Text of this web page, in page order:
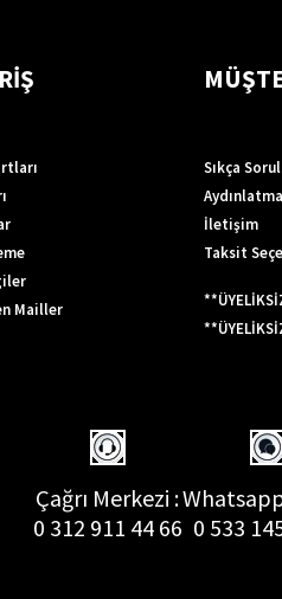
Mailler
Sıkça
İletişim
Taksit
Çağrı Merkezi :
0 312 911 44 66 0 533